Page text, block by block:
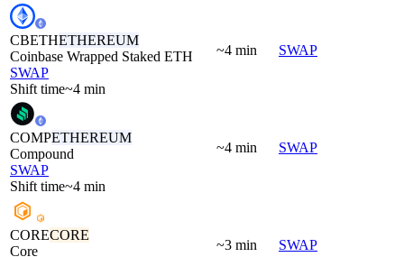
CBETHETHEREUM
Coinbase Wrapped Staked ETH
SWAP
Shift time~4 min
~4 min SWAP
COMPETHEREUM
Compound
SWAP
Shift time~4 min
~4 min SWAP
CORECORE
Core
~3 min SWAP